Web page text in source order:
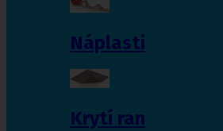
Náplasti
Krytí ran